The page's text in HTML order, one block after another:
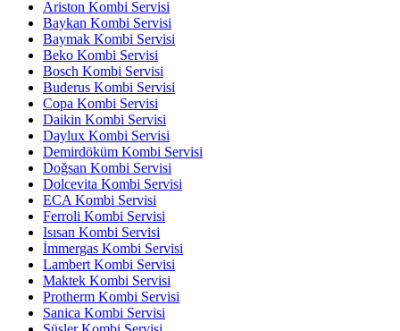
Ariston Kombi Servisi
Baykan Kombi Servisi
Baymak Kombi Servisi
Beko Kombi Servisi
Bosch Kombi Servisi
Buderus Kombi Servisi
Copa Kombi Servisi
Daikin Kombi Servisi
Daylux Kombi Servisi
Demirdöküm Kombi Servisi
Doğsan Kombi Servisi
Dolcevita Kombi Servisi
ECA Kombi Servisi
Ferroli Kombi Servisi
Isısan Kombi Servisi
İmmergas Kombi Servisi
Lambert Kombi Servisi
Maktek Kombi Servisi
Protherm Kombi Servisi
Sanica Kombi Servisi